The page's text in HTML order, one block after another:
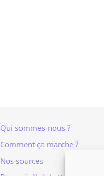
Qui sommes-nous ?
Comment ça marche ?
Nos sources